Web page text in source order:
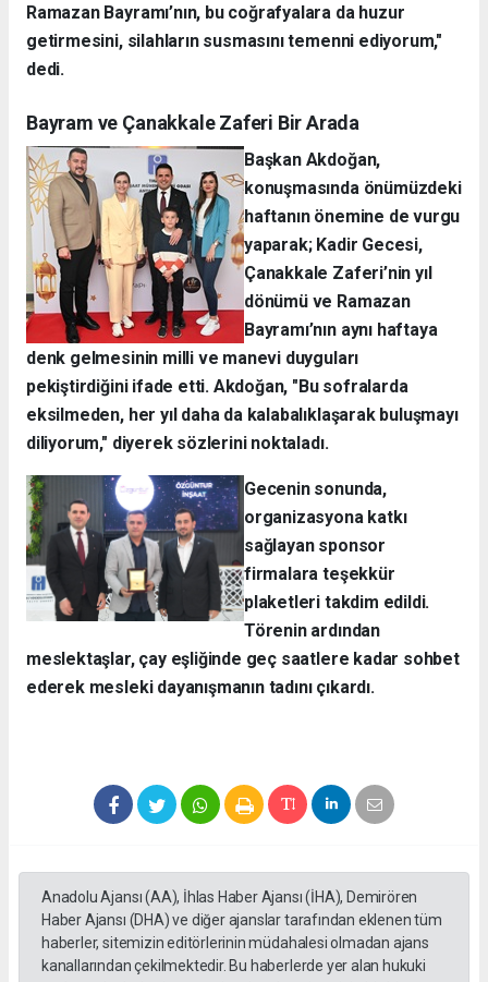
Ramazan Bayramı’nın, bu coğrafyalara da huzur
getirmesini, silahların susmasını temenni ediyorum,"
dedi.
Bayram ve Çanakkale Zaferi Bir Arada
Başkan Akdoğan,
konuşmasında önümüzdeki
haftanın önemine de vurgu
yaparak; Kadir Gecesi,
Çanakkale Zaferi’nin yıl
dönümü ve Ramazan
Bayramı’nın aynı haftaya
denk gelmesinin milli ve manevi duyguları
pekiştirdiğini ifade etti. Akdoğan, "Bu sofralarda
eksilmeden, her yıl daha da kalabalıklaşarak buluşmayı
diliyorum," diyerek sözlerini noktaladı.
Gecenin sonunda,
organizasyona katkı
sağlayan sponsor
firmalara teşekkür
plaketleri takdim edildi.
Törenin ardından
meslektaşlar, çay eşliğinde geç saatlere kadar sohbet
ederek mesleki dayanışmanın tadını çıkardı.
Anadolu Ajansı (AA), İhlas Haber Ajansı (İHA), Demirören
Haber Ajansı (DHA) ve diğer ajanslar tarafından eklenen tüm
haberler, sitemizin editörlerinin müdahalesi olmadan ajans
kanallarından çekilmektedir. Bu haberlerde yer alan hukuki